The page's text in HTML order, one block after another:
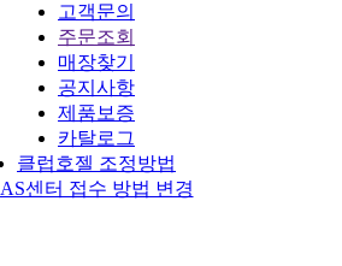
고객문의
주문조회
매장찾기
공지사항
제품보증
카탈로그
클럽호젤 조정방법
AS센터 접수 방법 변경